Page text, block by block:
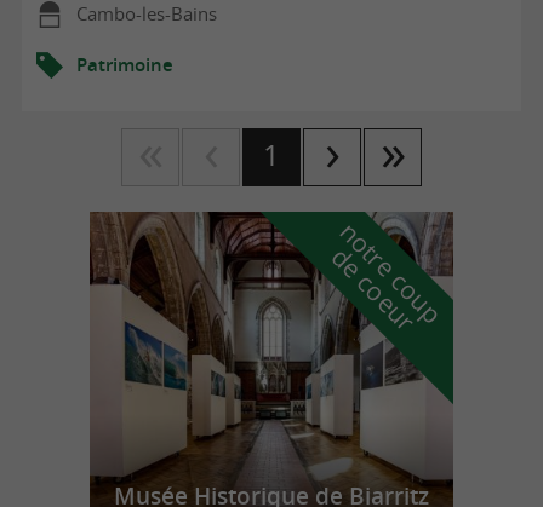
Cambo-les-Bains
Patrimoine
1
n
o
t
r
e
c
o
u
p
d
e
c
o
e
u
r
Musée Historique de Biarritz